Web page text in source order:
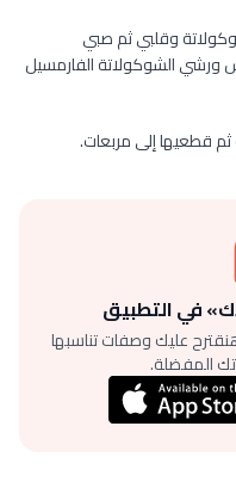
وقلبي ثم صبي
الشوكولاتة الفارمسيل
قطعيها إلى مربعات.
في التطبيق
عليك وصفات تناسبها
المفضلة.